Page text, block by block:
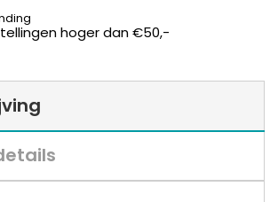
hoger dan €50,-